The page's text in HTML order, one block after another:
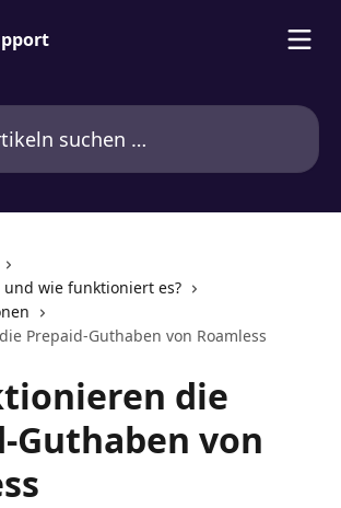
…
und wie funktioniert es?
Prepaid-Guthaben von Roamless
die
Guthaben von